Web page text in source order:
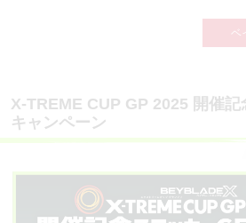
ベ
X-TREME CUP GP 2025 開催
キャンペーン